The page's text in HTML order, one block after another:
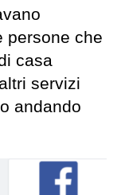
persone che
casa
servizi
andando